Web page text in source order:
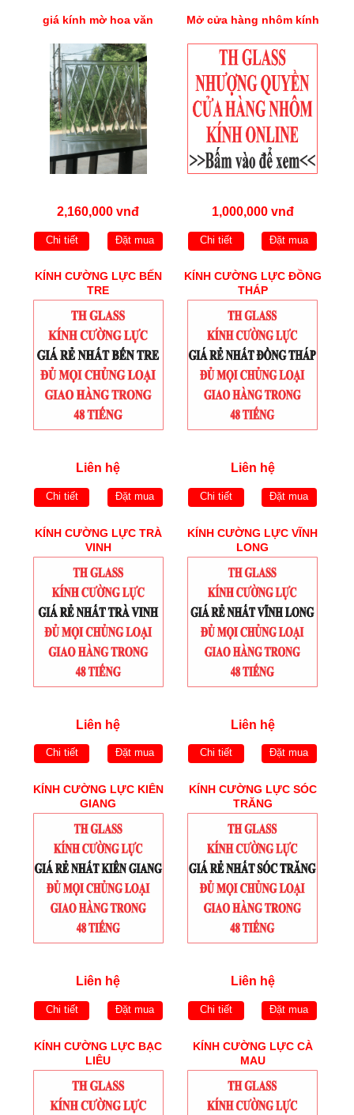
giá kính mờ hoa văn
2,160,000 vnđ
Chi tiết Đặt mua
Mở cửa hàng nhôm kính
1,000,000 vnđ
Chi tiết Đặt mua
KÍNH CƯỜNG LỰC BẾN
TRE
Liên hệ
Chi tiết Đặt mua
KÍNH CƯỜNG LỰC ĐỒNG
THÁP
Liên hệ
Chi tiết Đặt mua
KÍNH CƯỜNG LỰC TRÀ
VINH
Liên hệ
Chi tiết Đặt mua
KÍNH CƯỜNG LỰC VĨNH
LONG
Liên hệ
Chi tiết Đặt mua
KÍNH CƯỜNG LỰC KIÊN
GIANG
Liên hệ
Chi tiết Đặt mua
KÍNH CƯỜNG LỰC SÓC
TRĂNG
Liên hệ
Chi tiết Đặt mua
KÍNH CƯỜNG LỰC BẠC
LIÊU
KÍNH CƯỜNG LỰC CÀ
MAU